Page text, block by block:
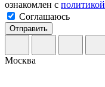
ознакомлен с политикой
Соглашаюсь
Отправить
Москва